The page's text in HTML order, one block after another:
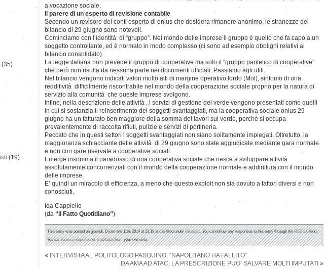
a vocazione sociale.
Il parere di un esperto di revisione contabile
Secondo un revisore dei conti esperto di onlus che desidera rimanere anonimo, le stranezze del
bilancio di 29 giugno sono notevoli.
Cominciamo con l’identità di “gruppo”. Nel mondo delle imprese il gruppo è quello che fa capo a un
soggetto controllante, ed è normato in modo complesso (ci sono ad esempio obblighi relativi al
bilancio consolidato).
La legge italiana non prevede il gruppo di cooperative ma solo il “gruppo paritetico di cooperative”
che però non risulta da nessuna parte nei documenti ufficiali. Passiamo agli utili.
Nel bilancio vengono indicati valori molto alti di margine operativo lordo (Mol), sintomo di una
redditività difficilmente riscontrabile nel mondo della cooperazione sociale proprio per la natura di
servizio alla comunità che queste imprese svolgono.
Infine, nella descrizione delle attività , i servizi di gestione del verde vengono presentati come quelli
in cui si sostanzia il reinserimento dei soggetti svantaggiati, ma la cooperativa sociale onlus 29
giugno ha un fatturato ben maggiore della somma dei lavori sul verde, perchè si occupa
prevalentemente di raccolta rifiuti, pulizie e servizi di portineria.
Peccato che in questi settori i soggetti svantaggiati non siano solitamente impiegati. Oltretutto, la
maggioranza schiacciante delle attività di 29 giugno sono state aggiudicate mediante gara normale
e non con gare riservate a cooperative sociali.
Emerge insomma il paradosso di una cooperativa sociale che riesce a sviluppare attività
assolutamente concorrenziali con il mondo della cooperazione normale e addirittura con il mondo
delle imprese.
E’ quindi un miracolo di efficienza, a meno che questo exploit non sia dovuto a fattori diversi e non
conosciuti.
Ida Cappiello
(da “il Fatto Quotidiano”)
This entry was posted on giovedì, Dicembre 11th, 2014 at 23:19 and is filed underGiustizia. You can follow any responses to this entry through theRSS 2.0feed.
You canleave a response, ortrackbackfrom your own site.
«
INTERVISTA AL POLITOLOGO PASQUINO: “NAPOLITANO HA FALLITO”
DA AMA AD ATAC: LA PRESCRIZIONE PUO’ SALVARE MOLTI IMPUTATI »
(35)
(19)